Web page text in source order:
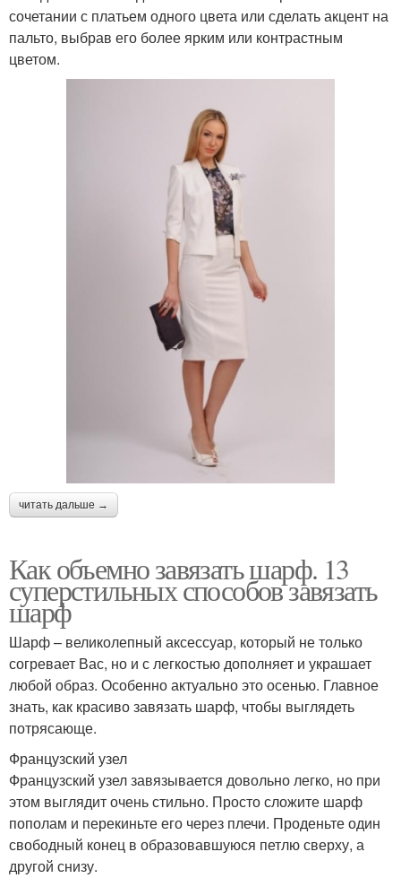
сочетании с платьем одного цвета или сделать акцент на
пальто, выбрав его более ярким или контрастным
цветом.
читать дальше →
Как объемно завязать шарф. 13
суперстильных способов завязать
шарф
Шарф – великолепный аксессуар, который не только
согревает Вас, но и с легкостью дополняет и украшает
любой образ. Особенно актуально это осенью. Главное
знать, как красиво завязать шарф, чтобы выглядеть
потрясающе.
Французский узел
Французский узел завязывается довольно легко, но при
этом выглядит очень стильно. Просто сложите шарф
пополам и перекиньте его через плечи. Проденьте один
свободный конец в образовавшуюся петлю сверху, а
другой снизу.